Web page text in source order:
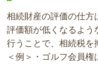
相続財産の評価の仕方
評価額が低くなるよう
行うことで、相続税を
＜例＞・ゴルフ会員